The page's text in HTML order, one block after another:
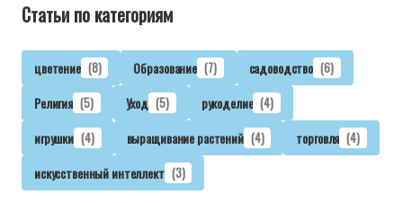
Статьи по категориям
цветение (8) Образование (7) садоводство (6)
Религия (5) Уход (5) рукоделие (4)
игрушки (4) выращивание растений (4) торговля (4)
искусственный интеллект (3)